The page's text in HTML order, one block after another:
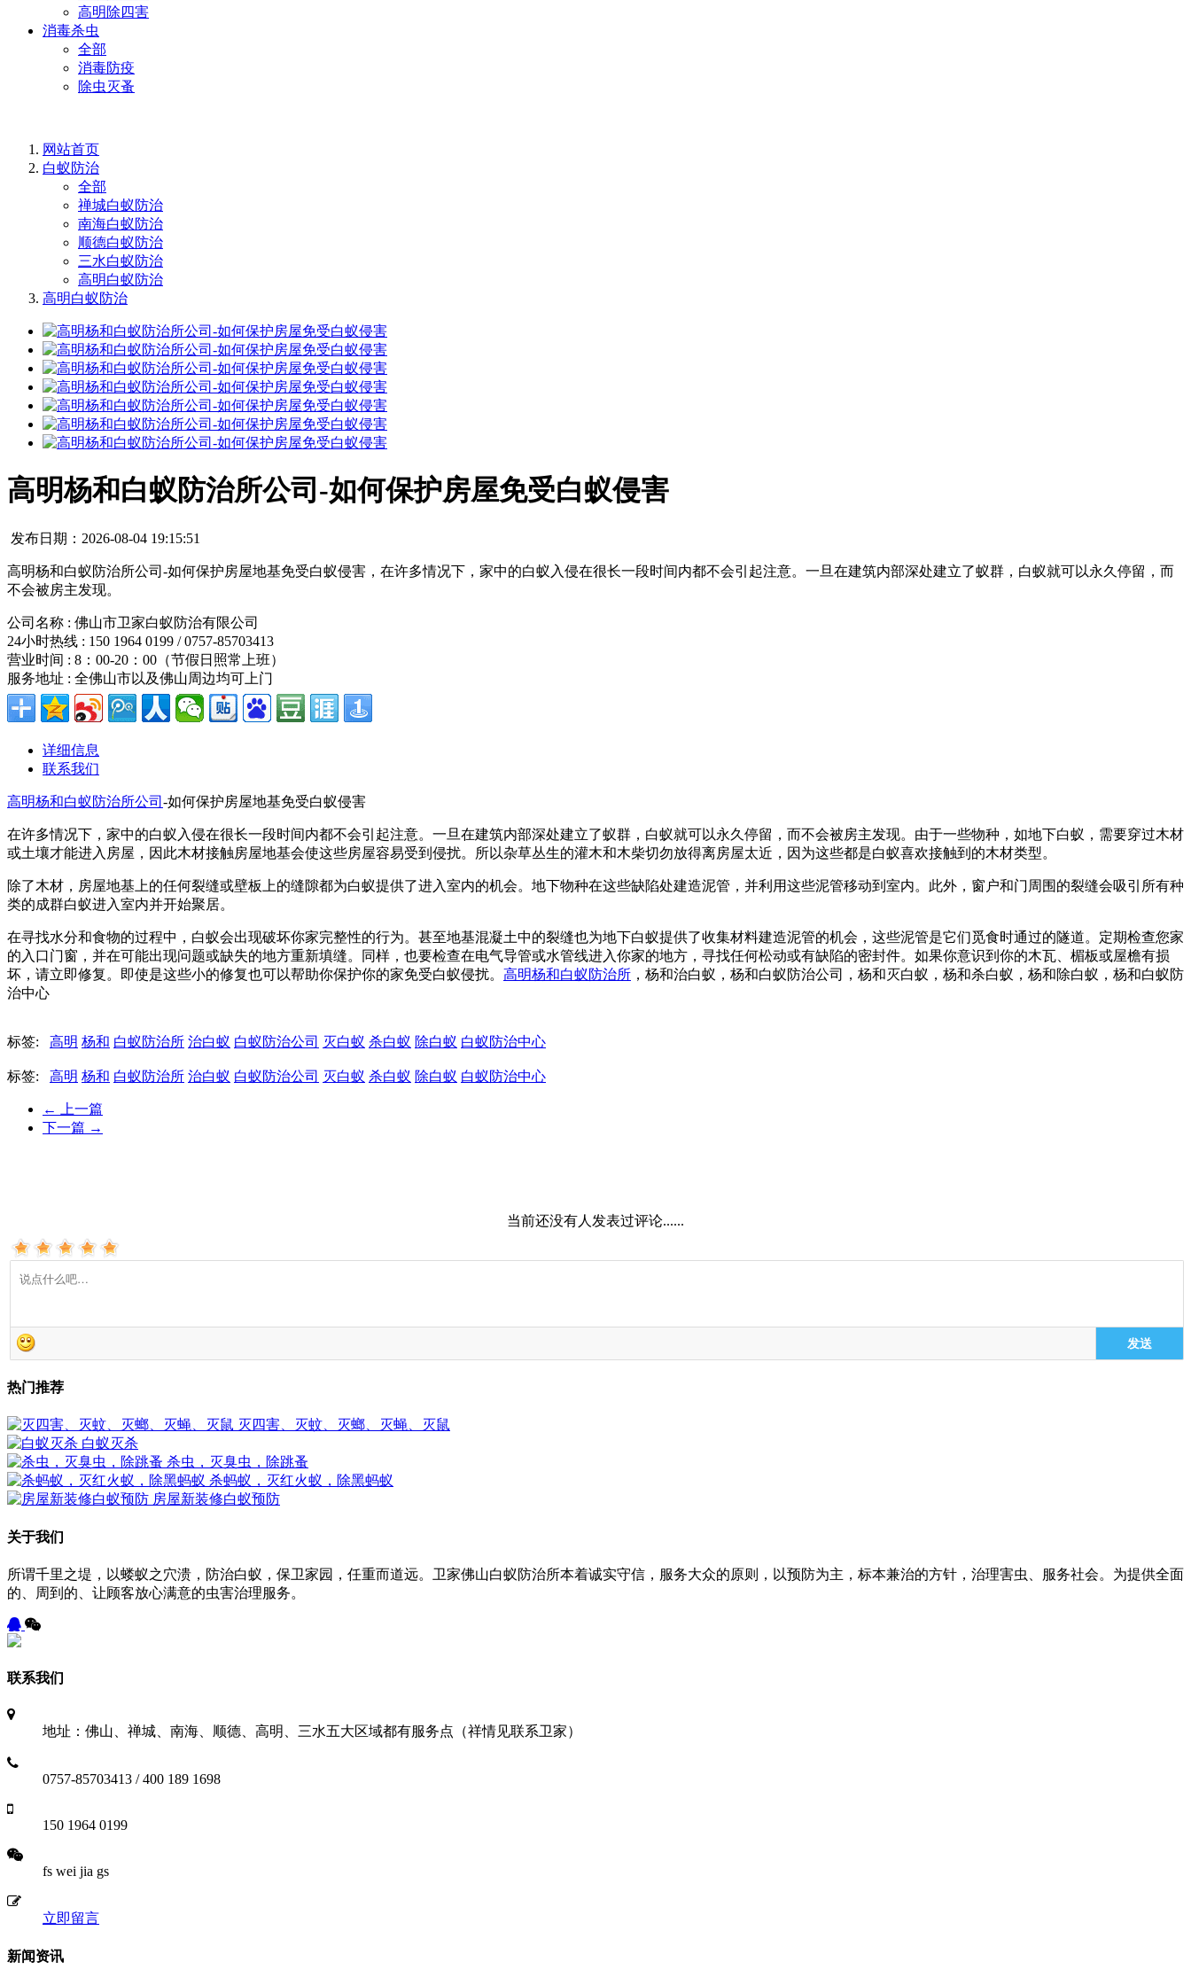
高明除四害
消毒杀虫
全部
消毒防疫
除虫灭蚤
网站首页
白蚁防治
全部
禅城白蚁防治
南海白蚁防治
顺德白蚁防治
三水白蚁防治
高明白蚁防治
高明白蚁防治
高明杨和白蚁防治所公司-如何保护房屋免受白蚁侵害
发布日期：2026-08-04 19:15:51
高明杨和白蚁防治所公司-如何保护房屋地基免受白蚁侵害，在许多情况下，家中的白蚁入侵在很长一段时间内都不会引起注意。一旦在建筑内部深处建立了蚁群，白蚁就可以永久停留，而
不会被房主发现。
公司名称 : 佛山市卫家白蚁防治有限公司
24小时热线 : 150 1964 0199 / 0757-85703413
营业时间 : 8：00-20：00（节假日照常上班）
服务地址 : 全佛山市以及佛山周边均可上门
详细信息
联系我们
高明杨和白蚁防治所公司 -如何保护房屋地基免受白蚁侵害
在许多情况下，家中的白蚁入侵在很长一段时间内都不会引起注意。一旦在建筑内部深处建立了蚁群，白蚁就可以永久停留，而不会被房主发现。由于一些物种，如地下白蚁，需要穿过木材
或土壤才能进入房屋，因此木材接触房屋地基会使这些房屋容易受到侵扰。所以杂草丛生的灌木和木柴切勿放得离房屋太近，因为这些都是白蚁喜欢接触到的木材类型。
除了木材，房屋地基上的任何裂缝或壁板上的缝隙都为白蚁提供了进入室内的机会。地下物种在这些缺陷处建造泥管，并利用这些泥管移动到室内。此外，窗户和门周围的裂缝会吸引所有种
类的成群白蚁进入室内并开始聚居。
在寻找水分和食物的过程中，白蚁会出现破坏你家完整性的行为。甚至地基混凝土中的裂缝也为地下白蚁提供了收集材料建造泥管的机会，这些泥管是它们觅食时通过的隧道。定期检查您家
的入口门窗，并在可能出现问题或缺失的地方重新填缝。同样，也要检查在电气导管或水管线进入你家的地方，寻找任何松动或有缺陷的密封件。如果你意识到你的木瓦、楣板或屋檐有损
坏，请立即修复。即使是这些小的修复也可以帮助你保护你的家免受白蚁侵扰。 高明杨和白蚁防治所 ，杨和治白蚁，杨和白蚁防治公司，杨和灭白蚁，杨和杀白蚁，杨和除白蚁，杨和白蚁防
治中心
标签: 高明 杨和 白蚁防治所 治白蚁 白蚁防治公司 灭白蚁 杀白蚁 除白蚁 白蚁防治中心
标签: 高明 杨和 白蚁防治所 治白蚁 白蚁防治公司 灭白蚁 杀白蚁 除白蚁 白蚁防治中心
←
上一篇
下一篇 →
当前还没有人发表过评论......
发送
热门推荐
灭四害、灭蚊、灭螂、灭蝇、灭鼠
白蚁灭杀
杀虫，灭臭虫，除跳蚤
杀蚂蚁，灭红火蚁，除黑蚂蚁
房屋新装修白蚁预防
关于我们
所谓千里之堤，以蝼蚁之穴溃，防治白蚁，保卫家园，任重而道远。卫家佛山白蚁防治所本着诚实守信，服务大众的原则，以预防为主，标本兼治的方针，治理害虫、服务社会。为提供全面
的、周到的、让顾客放心满意的虫害治理服务。
联系我们
地址：佛山、禅城、南海、顺德、高明、三水五大区域都有服务点（祥情见联系卫家）
0757-85703413 / 400 189 1698
150 1964 0199
fs wei jia gs
立即留言
新闻资讯